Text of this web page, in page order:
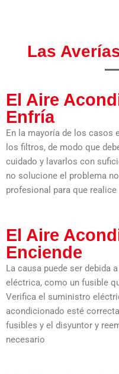
Las
El Aire
Enfría
En la mayoría de los casos
los filtros, de modo que
cuidado y lavarlos con
no solucione el problema
profesional para que
El Aire
Enciende
La causa puede ser debida
eléctrica, como un fusible
Verifica el suministro
acondicionado esté
fusibles y el disyuntor y
necesario